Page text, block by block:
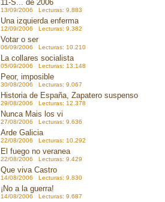
11-S... de 2006
13/09/2006 Lecturas: 9.883
Una izquierda enferma
12/09/2006 Lecturas: 9.382
Votar o ser
06/09/2006 Lecturas: 10.210
La collares socialista
05/09/2006 Lecturas: 13.148
Peor, imposible
30/08/2006 Lecturas: 9.067
Historia de España, Zapatero suspenso
29/08/2006 Lecturas: 12.378
Nunca Mais los vi
27/08/2006 Lecturas: 9.636
Arde Galicia
22/08/2006 Lecturas: 10.292
El fuego no veranea
22/08/2006 Lecturas: 9.429
Que viva Castro
14/08/2006 Lecturas: 9.830
¡No a la guerra!
14/08/2006 Lecturas: 9.687